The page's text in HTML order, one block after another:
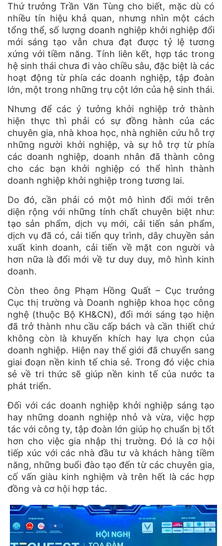
Thứ trưởng Trần Văn Tùng cho biết, mặc dù có
nhiều tín hiệu khả quan, nhưng nhìn một cách
tổng thể, số lượng doanh nghiệp khởi nghiệp đổi
mới sáng tạo vẫn chưa đạt được tỷ lệ tương
xứng với tiềm năng. Tính liên kết, hợp tác trong
hệ sinh thái chưa đi vào chiều sâu, đặc biệt là các
hoạt động từ phía các doanh nghiệp, tập đoàn
lớn, một trong những trụ cột lớn của hệ sinh thái.
Nhưng để các ý tưởng khởi nghiệp trở thành
hiện thực thì phải có sự đồng hành của các
chuyên gia, nhà khoa học, nhà nghiên cứu hỗ trợ
những người khởi nghiệp, và sự hỗ trợ từ phía
các doanh nghiệp, doanh nhân đã thành công
cho các bạn khởi nghiệp có thể hình thành
doanh nghiệp khởi nghiệp trong tương lai.
Do đó, cần phải có một mô hình đổi mới trên
diện rộng với những tính chất chuyên biệt như:
tạo sản phẩm, dịch vụ mới, cải tiến sản phẩm,
dịch vụ đã có, cải tiến quy trình, dây chuyền sản
xuất kinh doanh, cải tiến về mặt con người và
hơn nữa là đổi mới về tư duy duy, mô hình kinh
doanh.
Còn theo ông Phạm Hồng Quất – Cục trưởng
Cục thị trường và Doanh nghiệp khoa học công
nghệ (thuộc Bộ KH&CN), đổi mới sáng tạo hiện
đã trở thành nhu cầu cấp bách và cần thiết chứ
không còn là khuyến khích hay lựa chọn của
doanh nghiệp. Hiện nay thế giới đã chuyển sang
giai đoạn nền kinh tế chia sẻ. Trong đó việc chia
sẻ về tri thức sẽ giúp nền kinh tế của nước ta
phát triển.
Đối với các doanh nghiệp khởi nghiệp sáng tạo
hay những doanh nghiệp nhỏ và vừa, việc hợp
tác với công ty, tập đoàn lớn giúp họ chuẩn bị tốt
hơn cho việc gia nhập thị trường. Đó là cơ hội
tiếp xúc với các nhà đầu tư và khách hàng tiềm
năng, những buổi đào tạo đến từ các chuyên gia,
cố vấn giàu kinh nghiệm và trên hết là các hợp
đồng và cơ hội hợp tác.